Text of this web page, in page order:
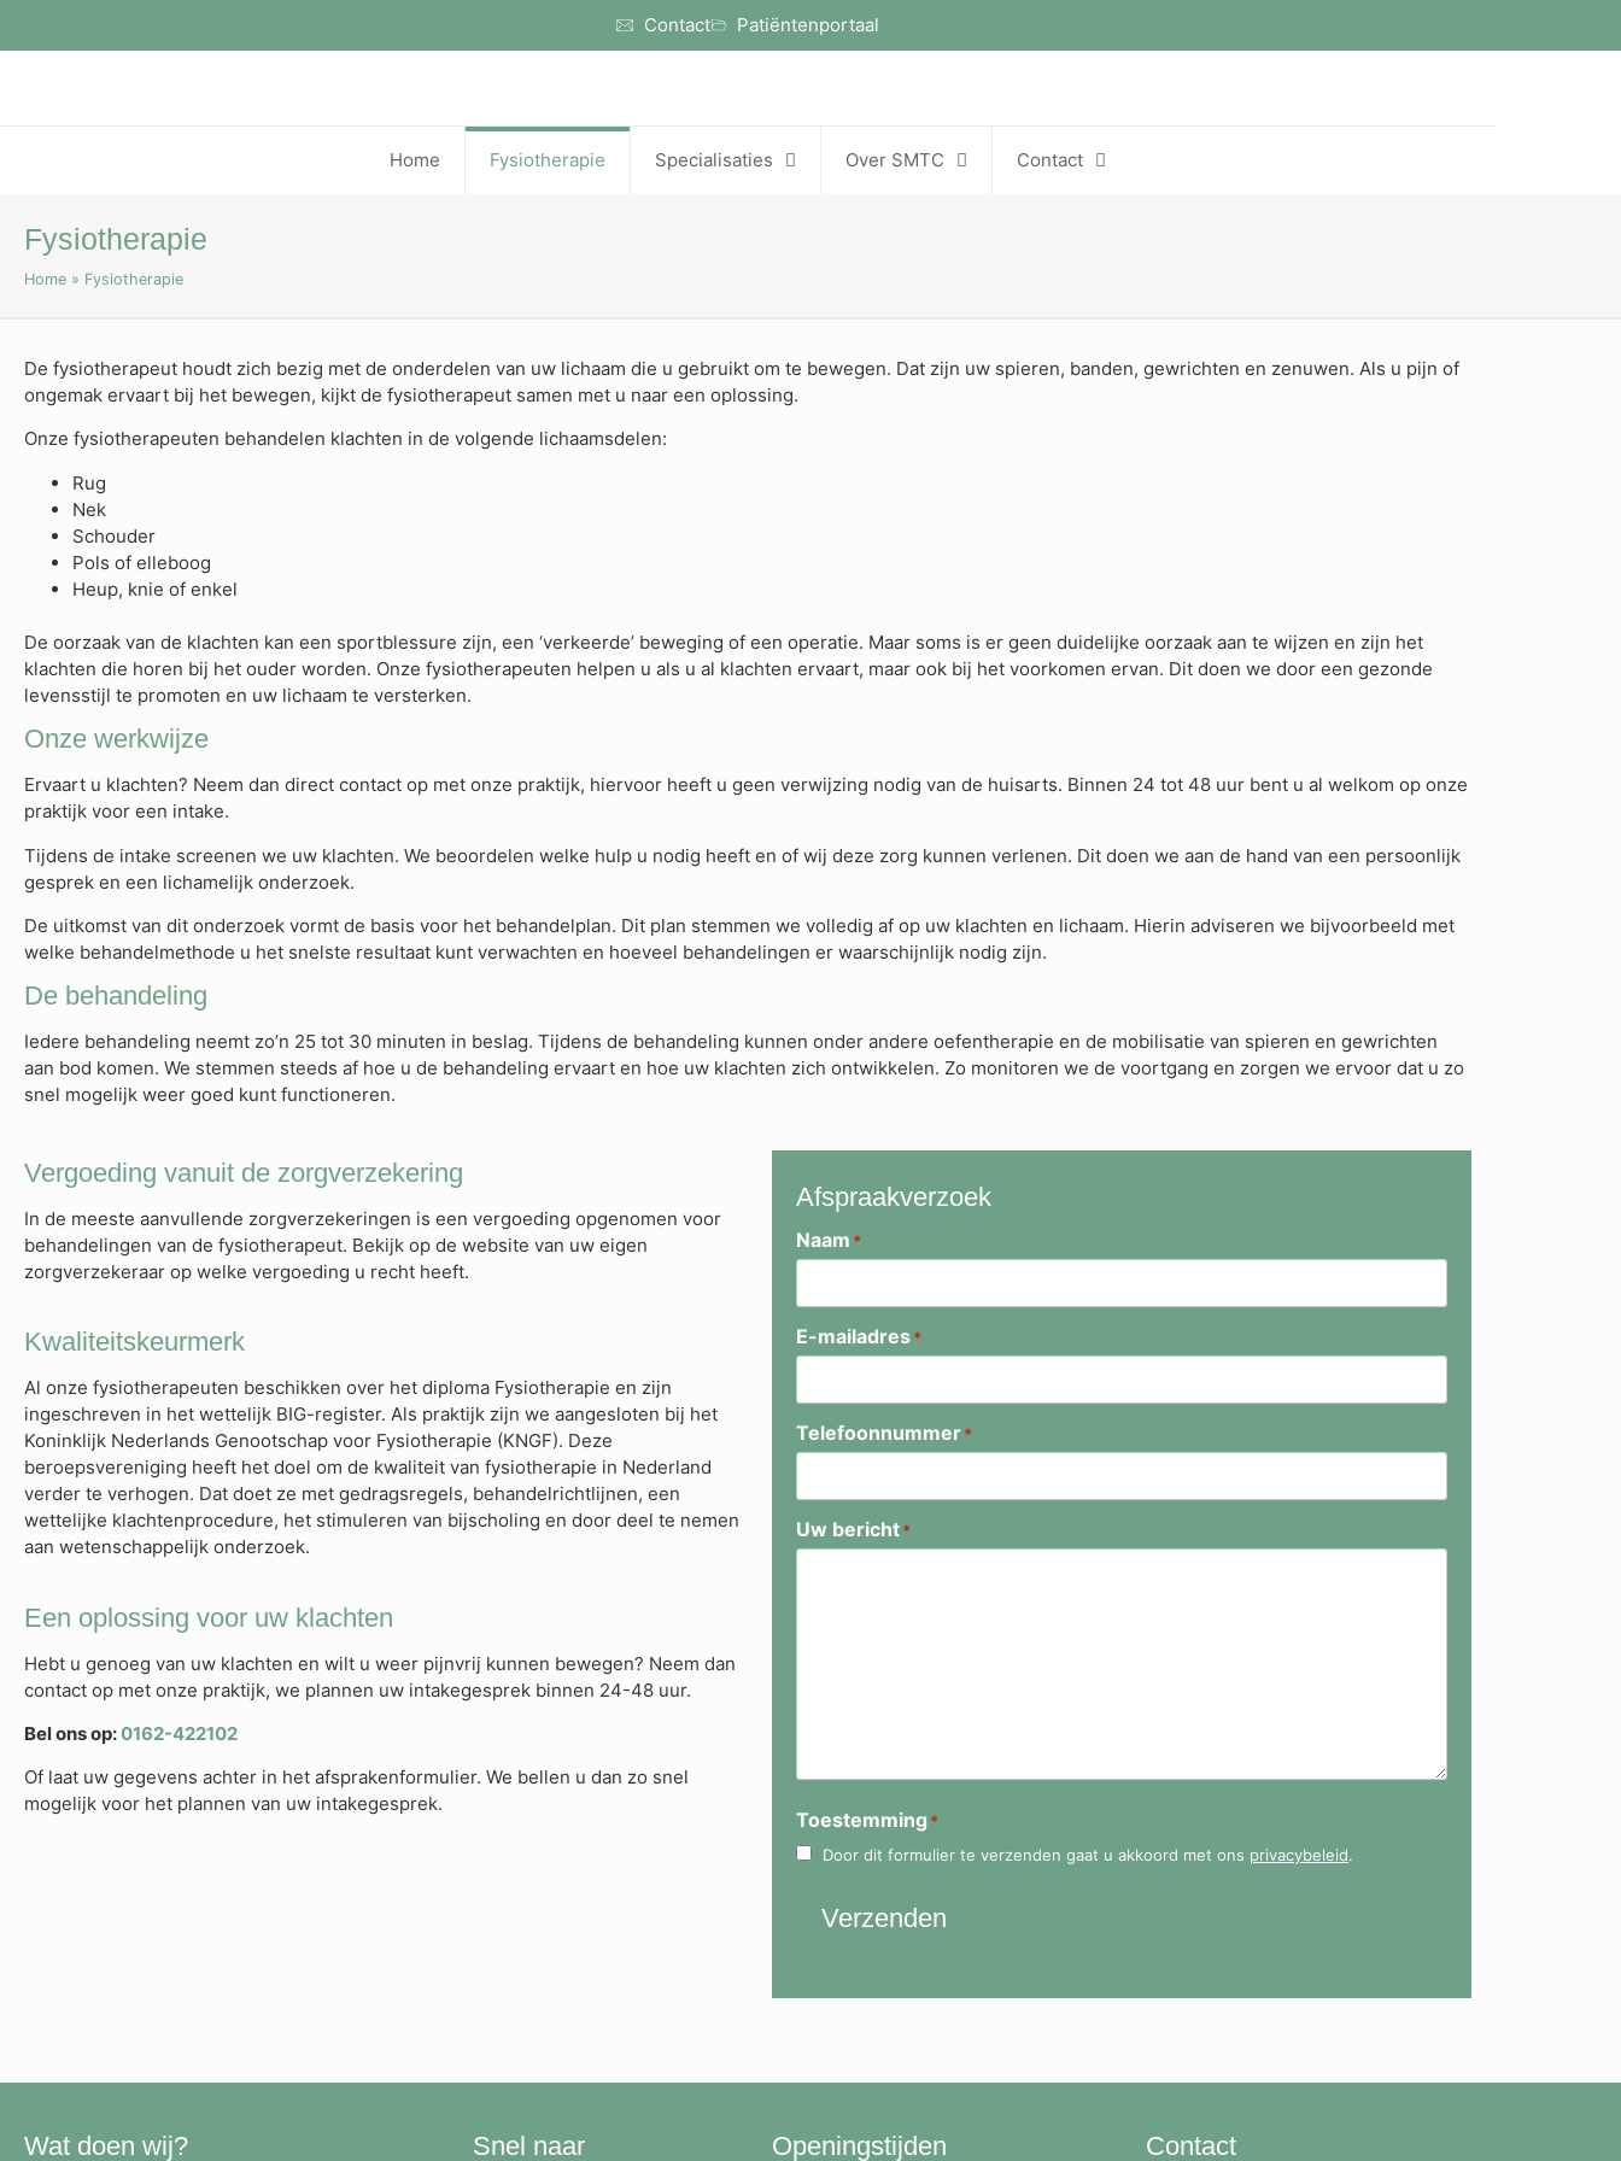
Specialisaties Over SMTC
Contact Patiëntenportaal
Home Fysiotherapie Specialisaties Over SMTC Contact
Fysiotherapie
Home » Fysiotherapie
De fysiotherapeut houdt zich bezig met de onderdelen van uw lichaam die u gebruikt om te bewegen. Dat zijn uw spieren, banden, gewrichten en zenuwen. Als u pijn of
ongemak ervaart bij het bewegen, kijkt de fysiotherapeut samen met u naar een oplossing.
Onze fysiotherapeuten behandelen klachten in de volgende lichaamsdelen:
Rug
Nek
Schouder
Pols of elleboog
Heup, knie of enkel
De oorzaak van de klachten kan een sportblessure zijn, een ‘verkeerde’ beweging of een operatie. Maar soms is er geen duidelijke oorzaak aan te wijzen en zijn het
klachten die horen bij het ouder worden. Onze fysiotherapeuten helpen u als u al klachten ervaart, maar ook bij het voorkomen ervan. Dit doen we door een gezonde
levensstijl te promoten en uw lichaam te versterken.
Onze werkwijze
Ervaart u klachten? Neem dan direct contact op met onze praktijk, hiervoor heeft u geen verwijzing nodig van de huisarts. Binnen 24 tot 48 uur bent u al welkom op onze
praktijk voor een intake.
Tijdens de intake screenen we uw klachten. We beoordelen welke hulp u nodig heeft en of wij deze zorg kunnen verlenen. Dit doen we aan de hand van een persoonlijk
gesprek en een lichamelijk onderzoek.
De uitkomst van dit onderzoek vormt de basis voor het behandelplan. Dit plan stemmen we volledig af op uw klachten en lichaam. Hierin adviseren we bijvoorbeeld met
welke behandelmethode u het snelste resultaat kunt verwachten en hoeveel behandelingen er waarschijnlijk nodig zijn.
De behandeling
Iedere behandeling neemt zo’n 25 tot 30 minuten in beslag. Tijdens de behandeling kunnen onder andere oefentherapie en de mobilisatie van spieren en gewrichten
aan bod komen. We stemmen steeds af hoe u de behandeling ervaart en hoe uw klachten zich ontwikkelen. Zo monitoren we de voortgang en zorgen we ervoor dat u zo
snel mogelijk weer goed kunt functioneren.
Vergoeding vanuit de zorgverzekering
In de meeste aanvullende zorgverzekeringen is een vergoeding opgenomen voor
behandelingen van de fysiotherapeut. Bekijk op de website van uw eigen
zorgverzekeraar op welke vergoeding u recht heeft.
Kwaliteitskeurmerk
Al onze fysiotherapeuten beschikken over het diploma Fysiotherapie en zijn
ingeschreven in het wettelijk BIG-register. Als praktijk zijn we aangesloten bij het
Koninklijk Nederlands Genootschap voor Fysiotherapie (KNGF). Deze
beroepsvereniging heeft het doel om de kwaliteit van fysiotherapie in Nederland
verder te verhogen. Dat doet ze met gedragsregels, behandelrichtlijnen, een
wettelijke klachtenprocedure, het stimuleren van bijscholing en door deel te nemen
aan wetenschappelijk onderzoek.
Een oplossing voor uw klachten
Hebt u genoeg van uw klachten en wilt u weer pijnvrij kunnen bewegen? Neem dan
contact op met onze praktijk, we plannen uw intakegesprek binnen 24-48 uur.
Bel ons op:0162-422102
Of laat uw gegevens achter in het afsprakenformulier. We bellen u dan zo snel
mogelijk voor het plannen van uw intakegesprek.
Afspraakverzoek
Naam *
E-mailadres*
Telefoonnummer*
Uw bericht*
Toestemming *
Door dit formulier te verzenden gaat u akkoord met ons privacybeleid.
Verzenden
Wat doen wij? Snel naar Openingstijden Contact